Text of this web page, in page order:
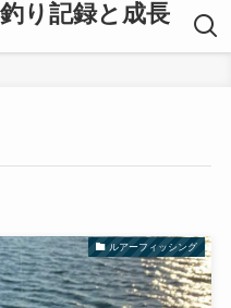
り記録と成長
ルアーフィッシング